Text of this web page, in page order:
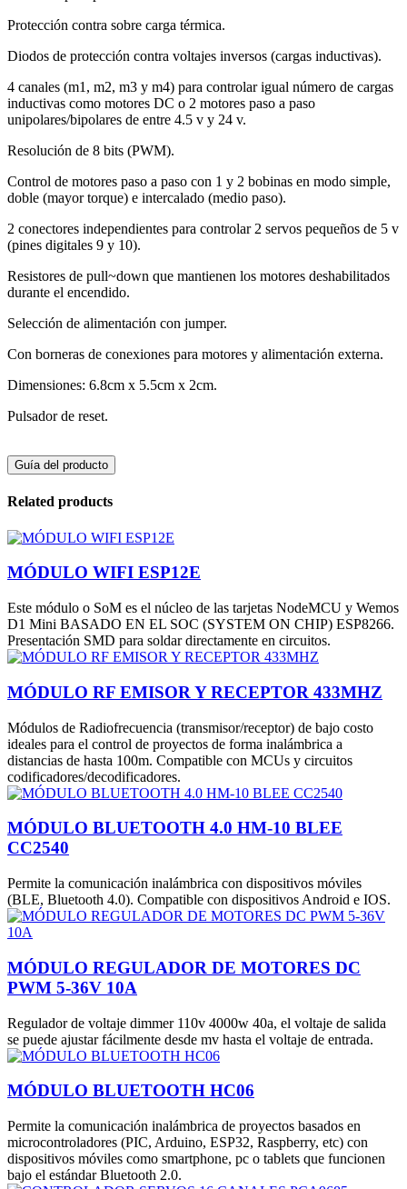
Protección contra sobre carga térmica.
Diodos de protección contra voltajes inversos (cargas inductivas).
4 canales (m1, m2, m3 y m4) para controlar igual número de cargas
inductivas como motores DC o 2 motores paso a paso
unipolares/bipolares de entre 4.5 v y 24 v.
Resolución de 8 bits (PWM).
Control de motores paso a paso con 1 y 2 bobinas en modo simple,
doble (mayor torque) e intercalado (medio paso).
2 conectores independientes para controlar 2 servos pequeños de 5 v
(pines digitales 9 y 10).
Resistores de pull~down que mantienen los motores deshabilitados
durante el encendido.
Selección de alimentación con jumper.
Con borneras de conexiones para motores y alimentación externa.
Dimensiones: 6.8cm x 5.5cm x 2cm.
Pulsador de reset.
Guía del producto
Related products
MÓDULO WIFI ESP12E
Este módulo o SoM es el núcleo de las tarjetas NodeMCU y Wemos
D1 Mini BASADO EN EL SOC (SYSTEM ON CHIP) ESP8266.
Presentación SMD para soldar directamente en circuitos.
MÓDULO RF EMISOR Y RECEPTOR 433MHZ
Módulos de Radiofrecuencia (transmisor/receptor) de bajo costo
ideales para el control de proyectos de forma inalámbrica a
distancias de hasta 100m. Compatible con MCUs y circuitos
codificadores/decodificadores.
MÓDULO BLUETOOTH 4.0 HM-10 BLEE
CC2540
Permite la comunicación inalámbrica con dispositivos móviles
(BLE, Bluetooth 4.0). Compatible con dispositivos Android e IOS.
MÓDULO REGULADOR DE MOTORES DC
PWM 5-36V 10A
Regulador de voltaje dimmer 110v 4000w 40a, el voltaje de salida
se puede ajustar fácilmente desde mv hasta el voltaje de entrada.
MÓDULO BLUETOOTH HC06
Permite la comunicación inalámbrica de proyectos basados en
microcontroladores (PIC, Arduino, ESP32, Raspberry, etc) con
dispositivos móviles como smartphone, pc o tablets que funcionen
bajo el estándar Bluetooth 2.0.